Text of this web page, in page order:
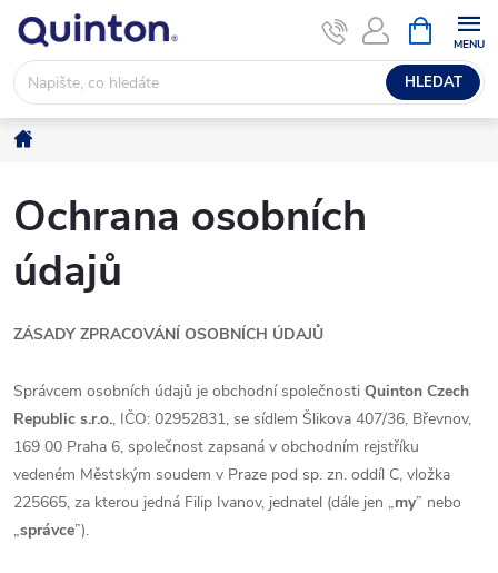
Přejít
obsah
HLEDAT
NÁKUPNÍ
KOŠÍK
Domů
Ochrana osobních
údajů
ZÁSADY ZPRACOVÁNÍ OSOBNÍCH ÚDAJŮ
Správcem osobních údajů je obchodní společnosti Quinton Czech
Republic s.r.o., IČO: 02952831, se sídlem Šlikova 407/36, Břevnov,
169 00 Praha 6, společnost zapsaná v obchodním rejstříku
vedeném Městským soudem v Praze pod sp. zn. oddíl C, vložka
225665, za kterou jedná Filip Ivanov, jednatel (dále jen „my” nebo
„správce”).